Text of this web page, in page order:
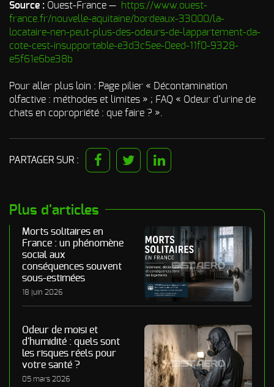
Source : Ouest-France —
https://www.ouest-
france.fr/nouvelle-aquitaine/bordeaux-33000/la-
locataire-nen-peut-plus-des-odeurs-de-lappartement-da-
cote-cest-insupportable-e3d3c5ee-0eed-11f0-9328-
e5f61e6be38b
Pour aller plus loin : Page pilier « Décontamination
olfactive : méthodes et limites » ; FAQ « Odeur d’urine de
chats en copropriété : que faire ? ».
PARTAGER SUR :
Plus d'articles
Morts solitaires en
France : un phénomène
social aux
conséquences souvent
sous-estimées
18 juin 2026
Odeur de moisi et
d'humidité : quels sont
les risques réels pour
votre santé ?
05 mars 2026